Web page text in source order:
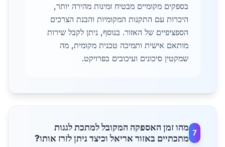
בספקים מקומיים מבטיח זמינות מהירה יותר,
היכרות עם התקנות המקומיות והבנת הצרכים
הספציפיים של האזור. בנוסף, ניתן לקבל שירות
מותאם אישית ותמיכה טכנית מקומית, מה
שמקטין סיכונים ועיכובים בפרויקט.
7
מהו זמן האספקה המקובל למתכת לגגות
מתכתיים באזור אריאל וכיצד ניתן לזרז אותו?